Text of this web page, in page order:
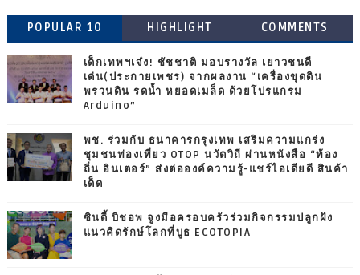
POPULAR 10 HIGHLIGHT COMMENTS
เด็กเทพฯเจ๋ง! ชัชชาติ มอบรางวัล เยาวชนดี
เด่น(ประกายเพชร) จากผลงาน “เครื่องขุดดิน
พรวนดิน รดน้ำ หยอดเมล็ด ด้วยโปรแกรม
Arduino”
พช. ร่วมกับ ธนาคารกรุงเทพ เสริมความแกร่ง
ชุมชนท่องเที่ยว OTOP นวัตวิถี ผ่านหนังสือ “ท้อง
ถิ่น อินเตอร์” ส่งต่อองค์ความรู้-แชร์ไอเดียดี สินค้า
เด็ด
ซินดี้ บิชอพ จูงมือครอบครัวร่วมกิจกรรมปลูกฝัง
แนวคิดรักษ์โลกที่บูธ ECOTOPIA